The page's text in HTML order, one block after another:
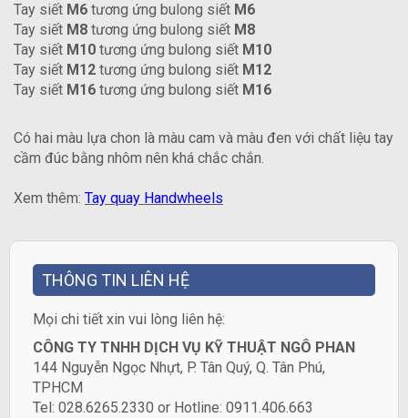
Tay siết M6 tương ứng bulong siết M6
Tay siết M8 tương ứng bulong siết M8
Tay siết M10 tương ứng bulong siết M10
Tay siết M12 tương ứng bulong siết M12
Tay siết M16 tương ứng bulong siết M16
Có hai màu lựa chon là màu cam và màu đen với chất liệu tay
cầm đúc bằng nhôm nên khá chắc chắn.
Xem thêm: Tay quay Handwheels
THÔNG TIN LIÊN HỆ
​Mọi chi tiết xin vui lòng liên hệ:
CÔNG TY TNHH DỊCH VỤ KỸ THUẬT NGÔ PHAN
144 Nguyễn Ngọc Nhựt, P. Tân Quý, Q. Tân Phú,
TPHCM
Tel: 028.6265.2330 or Hotline: 0911.406.663